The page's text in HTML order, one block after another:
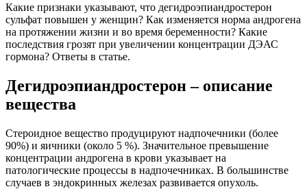
Какие признаки указывают, что дегидроэпиандростерон
сульфат повышен у женщин? Как изменяется норма андрогена
на протяжении жизни и во время беременности? Какие
последствия грозят при увеличении концентрации ДЭАС
гормона? Ответы в статье.
Дегидроэпиандростерон – описание
вещества
Стероидное вещество продуцируют надпочечники (более
90%) и яичники (около 5 %). Значительное превышение
концентрации андрогена в крови указывает на
патологические процессы в надпочечниках. В большинстве
случаев в эндокринных железах развивается опухоль.